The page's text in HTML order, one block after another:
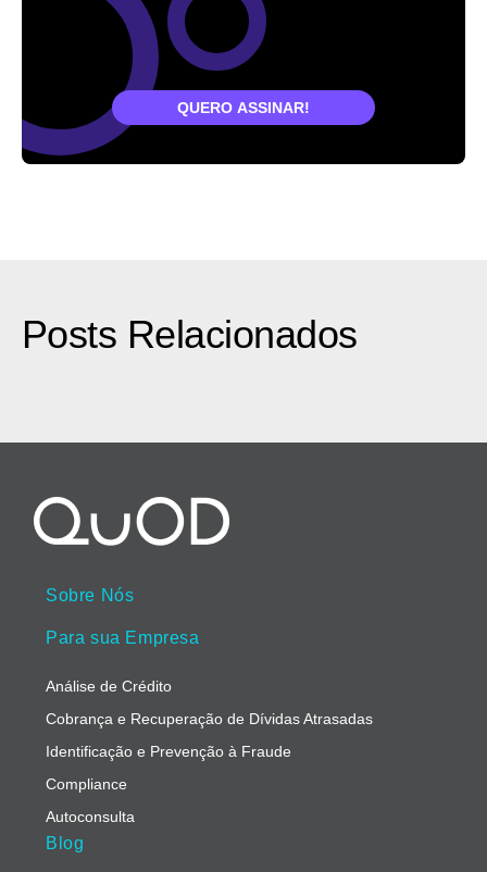
QUERO ASSINAR!
Posts Relacionados
Sobre Nós
Para sua Empresa
Análise de Crédito
Cobrança e Recuperação de Dívidas Atrasadas
Identificação e Prevenção à Fraude
Compliance
Autoconsulta
Blog